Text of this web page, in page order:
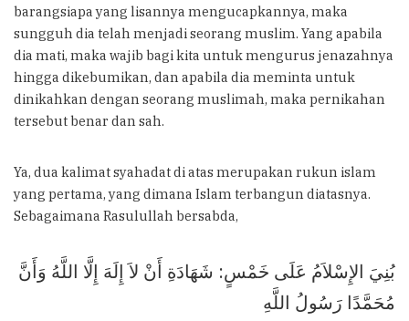
barangsiapa yang lisannya mengucapkannya, maka
sungguh dia telah menjadi seorang muslim. Yang apabila
dia mati, maka wajib bagi kita untuk mengurus jenazahnya
hingga dikebumikan, dan apabila dia meminta untuk
dinikahkan dengan seorang muslimah, maka pernikahan
tersebut benar dan sah.
Ya, dua kalimat syahadat di atas merupakan rukun islam
yang pertama, yang dimana Islam terbangun diatasnya.
Sebagaimana Rasulullah bersabda,
بُنِيَ الإِسْلاَمُ عَلَى خَمْسٍ: شَهَادَةِ أَنْ لاَ إِلَهَ إِلَّا اللَّهُ وَأَنَّ
مُحَمَّدًا رَسُولُ اللَّهِ